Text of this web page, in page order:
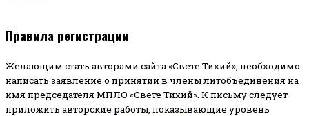
Правила регистрации
Желающим стать авторами сайта «Свете Тихий», необходимо
написать заявление о принятии в члены литобъединения на
имя председателя МПЛО «Свете Тихий». К письму следует
приложить авторские работы, показывающие уровень